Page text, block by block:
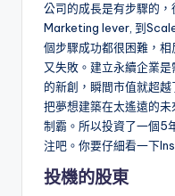
公司的成長是有步驟的
Marketing lever, 到
個步驟成功都很困難，
又失敗。建立永續企業
的新創，瞬間市值就超
把夢想建築在太遙遠的
制霸。所以投資了一個5
注吧。你要仔細看一下
投機的股東